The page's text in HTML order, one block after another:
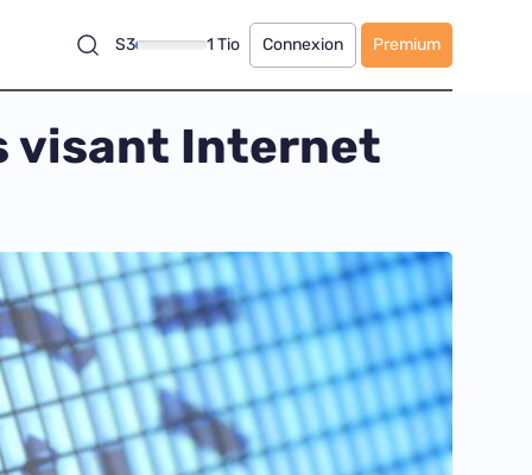
S3 1 Tio Connexion Premium
visant Internet